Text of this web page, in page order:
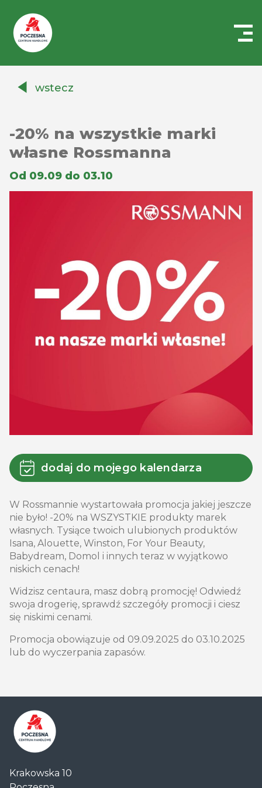
Auchanwstecz
-20% na wszystkie marki
własne Rossmanna
Od 09.09 do 03.10
dodaj do mojego kalendarza
W Rossmannie wystartowała promocja jakiej jeszcze
nie było! -20% na WSZYSTKIE produkty marek
własnych. Tysiące twoich ulubionych produktów
Isana, Alouette, Winston, For Your Beauty,
Babydream, Domol i innych teraz w wyjątkowo
niskich cenach!
Widzisz centaura, masz dobrą promocję! Odwiedź
swoja drogerię, sprawdź szczegóły promocji i ciesz
się niskimi cenami.
Promocja obowiązuje od 09.09.2025 do 03.10.2025
lub do wyczerpania zapasów.
Handlowe
Krakowska 10